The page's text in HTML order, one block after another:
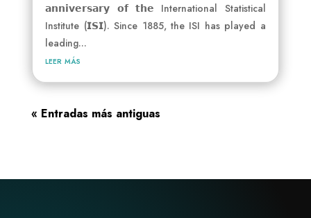
𝗮𝗻𝗻𝗶𝘃𝗲𝗿𝘀𝗮𝗿𝘆 𝗼𝗳 𝘁𝗵𝗲 International Statistical
Institute (𝗜𝗦𝗜). Since 1885, the ISI has played a
leading...
leer más
« Entradas más antiguas